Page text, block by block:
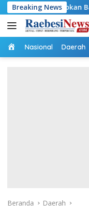
Langsung
ke
konten
Breaking News
Bantuan 12 Ekor
Home
Nasional Daerah
Beranda Daerah